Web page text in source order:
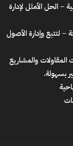
– الحل الأمثل لإدارة
– لتتبع وإدارة الأصول
بسهولة.